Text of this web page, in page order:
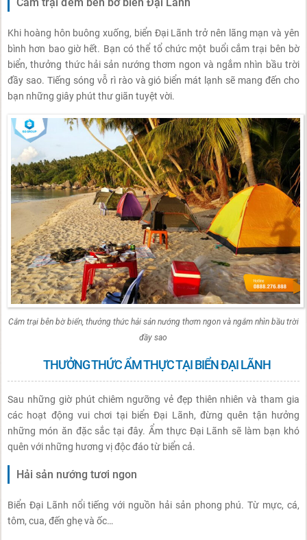
Khi hoàng hôn buông xuống, biển Đại Lãnh trở nên lãng mạn và yên
bình hơn bao giờ hết. Bạn có thể tổ chức một buổi cắm trại bên bờ
biển, thưởng thức hải sản nướng thơm ngon và ngắm nhìn bầu trời
đầy sao. Tiếng sóng vỗ rì rào và gió biển mát lạnh sẽ mang đến cho
bạn những giây phút thư giãn tuyệt vời.
Cắm trại bên bờ biển, thưởng thức hải sản nướng thơm ngon và ngắm nhìn bầu trời
đầy sao
THƯỞNG THỨC ẨM THỰC TẠI BIỂN ĐẠI LÃNH
Sau những giờ phút chiêm ngưỡng vẻ đẹp thiên nhiên và tham gia
các hoạt động vui chơi tại biển Đại Lãnh, đừng quên tận hưởng
những món ăn đặc sắc tại đây. Ẩm thực Đại Lãnh sẽ làm bạn khó
quên với những hương vị độc đáo từ biển cả.
Hải sản nướng tươi ngon
Biển Đại Lãnh nổi tiếng với nguồn hải sản phong phú. Từ mực, cá,
tôm, cua, đến ghẹ và ốc…